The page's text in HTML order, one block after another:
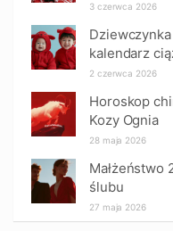
3 czerwca 2026
kalendarz
2 czerwca 2026
Horoskop
Kozy Ognia
28 maja 2026
Małżeństwo
ślubu
27 maja 2026